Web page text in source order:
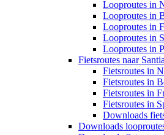
Looproutes in
Looproutes in
Looproutes in
Looproutes in
Looproutes in
Fietsroutes naar
Fietsroutes in
Fietsroutes in
Fietsroutes in
Fietsroutes in
Downloads
Downloads